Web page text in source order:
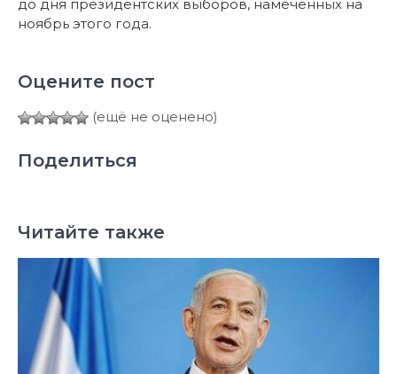
до дня президентских выборов, намеченных на
ноябрь этого года.
Оцените пост
(ещё не оценено)
Поделиться
Читайте также